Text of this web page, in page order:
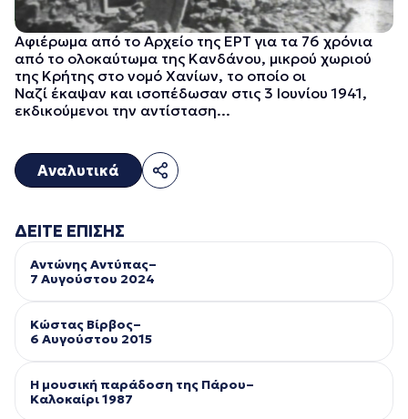
Αφιέρωμα από το Αρχείο της ΕΡΤ για τα 76 χρόνια
από το ολοκαύτωμα της Κανδάνου, μικρού χωριού
της Κρήτης στο νομό Χανίων, το οποίο οι
Ναζί έκαψαν και ισοπέδωσαν στις 3 Ιουνίου 1941,
εκδικούμενοι την αντίσταση...
Αναλυτικά
ΔΕΙΤΕ ΕΠΙΣΗΣ
Αντώνης Αντύπας–
7 Αυγούστου 2024
Κώστας Βίρβος–
6 Αυγούστου 2015
Η μουσική παράδοση της Πάρου–
Kαλοκαίρι 1987